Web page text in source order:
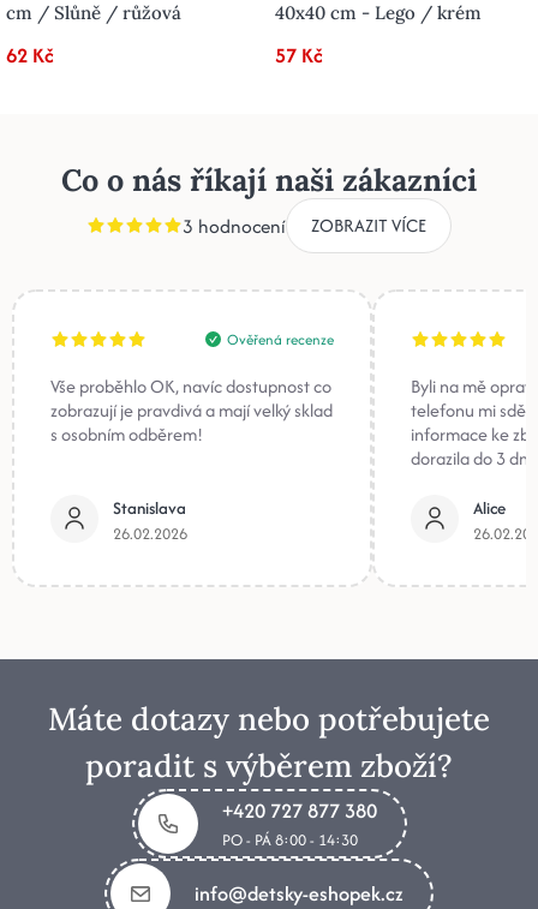
cm / Slůně / růžová
62 Kč
40x40 cm - Lego / krém
57 Kč
Co o nás říkají naši zákazníci
3 hodnocení ZOBRAZIT VÍCE
Ověřená recenze
Vše proběhlo OK, navíc dostupnost co
zobrazují je pravdivá a mají velký sklad
s osobním odběrem!
Stanislava
26.02.2026
Byli na mě
telefonu mi
informace ke
dorazila do 3
Alice
Máte dotazy nebo potřebujete
poradit s výběrem zboží?
+420 727 877 380
PO - PÁ 8:00 - 14:30
info@detsky-eshopek.cz